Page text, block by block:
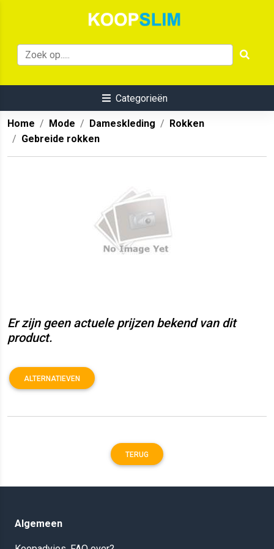
Categorieën
Home Mode Dameskleding
Rokken
Gebreide rokken
Er zijn geen actuele prijzen bekend van dit
product.
ALTERNATIEVEN
TERUG
Algemeen